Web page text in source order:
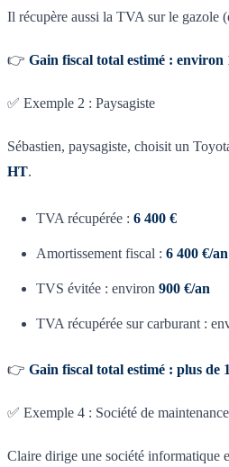
Il récupère aussi la TVA sur le gazole
👉 Gain fiscal total estimé : environ
✅ Exemple 2 : Paysagiste
Sébastien, paysagiste, choisit un
HT.
TVA récupérée : 6 400 €
Amortissement fiscal : 6 400 €/
TVS évitée : environ 900 €/an
TVA récupérée sur carburant :
👉 Gain fiscal total estimé : plus de
✅ Exemple 4 : Société de
Claire dirige une société informatique